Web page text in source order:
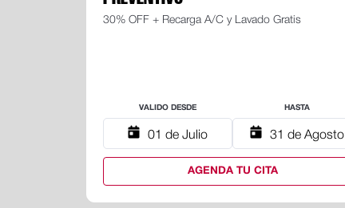
30% OFF + Recarga A/C y Lavado Gratis
VALIDO DESDE
01 de Julio
HASTA
31 de Agosto
AGENDA TU CITA